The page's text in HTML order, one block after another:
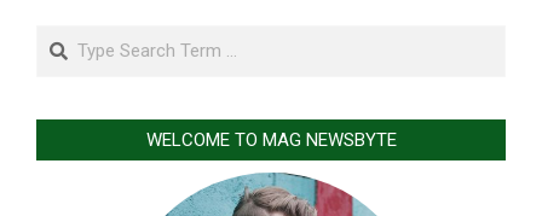
Search
WELCOME TO MAG NEWSBYTE